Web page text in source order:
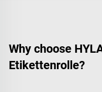
Why choose
Etikettenrolle?